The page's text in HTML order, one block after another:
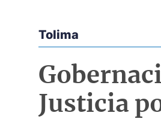
Econoticias y Eventos
Tolima
Justicia